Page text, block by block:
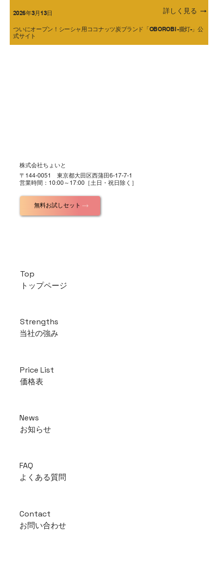
2026年3月13日
ついにオープン！シーシャ用ココナッツ炭ブランド「OBOROBI -朧灯-」公
式サイト
詳しく見る
株式会社ちょいと
​〒144-0051 東京都大田区西蒲田6-17-7-1
営業時間：10:00～17:00［土日・祝日除く］
無料お試しセット
Top
トップページ
Strengths
当社の強み
Price List
価格表
News
お知らせ
FAQ
よくある質問
Contact
お問い合わせ